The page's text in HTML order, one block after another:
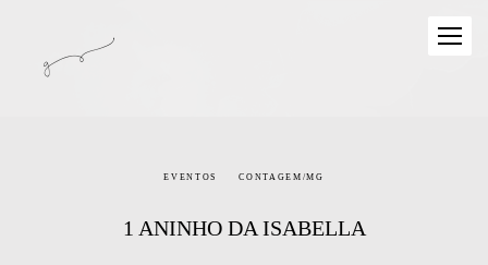
EVENTOS CONTAGEM/MG
1 ANINHO DA ISABELLA